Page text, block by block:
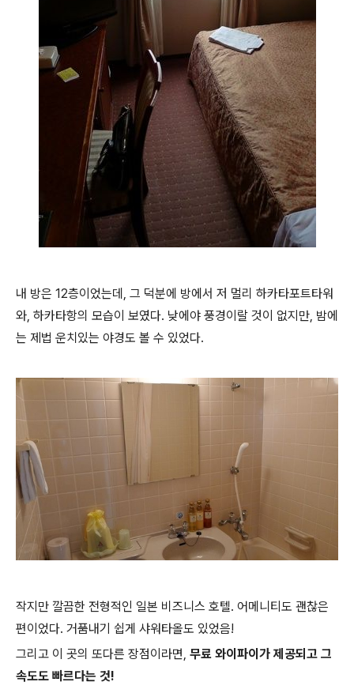
내 방은 12층이었는데, 그 덕분에 방에서 저 멀리 하카타포트타워
와, 하카타항의 모습이 보였다. 낮에야 풍경이랄 것이 없지만, 밤에
는 제법 운치있는 야경도 볼 수 있었다.
작지만 깔끔한 전형적인 일본 비즈니스 호텔. 어메니티도 괜찮은
편이었다. 거품내기 쉽게 샤워타올도 있었음!
그리고 이 곳의 또다른 장점이라면, 무료 와이파이가 제공되고 그
속도도 빠르다는 것!